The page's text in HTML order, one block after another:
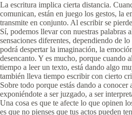
La escritura implica cierta distancia.
comunican, están en juego los gestos, la
transmite en conjunto. Al escribir se
Sí, podemos llevar con nuestras palabras
sensaciones diferentes, dependiendo de
podrá despertar la imaginación, la
desencanto. Y es mucho, porque cuando
tiempo a leer un texto, está dando algo
también lleva tiempo escribir con cierto
Sobre todo porque estás dando a conocer
exponiéndote a ser juzgado, a ser
Una cosa es que te afecte lo que opinen
es que no pienses que tus actos pueden